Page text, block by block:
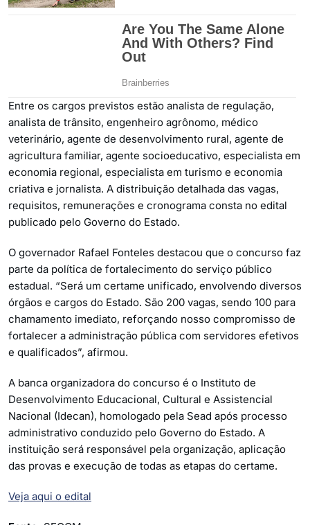
Entre os cargos previstos estão analista de regulação,
analista de trânsito, engenheiro agrônomo, médico
veterinário, agente de desenvolvimento rural, agente de
agricultura familiar, agente socioeducativo, especialista em
economia regional, especialista em turismo e economia
criativa e jornalista. A distribuição detalhada das vagas,
requisitos, remunerações e cronograma consta no edital
publicado pelo Governo do Estado.
O governador Rafael Fonteles destacou que o concurso faz
parte da política de fortalecimento do serviço público
estadual. “Será um certame unificado, envolvendo diversos
órgãos e cargos do Estado. São 200 vagas, sendo 100 para
chamamento imediato, reforçando nosso compromisso de
fortalecer a administração pública com servidores efetivos
e qualificados”, afirmou.
A banca organizadora do concurso é o Instituto de
Desenvolvimento Educacional, Cultural e Assistencial
Nacional (Idecan), homologado pela Sead após processo
administrativo conduzido pelo Governo do Estado. A
instituição será responsável pela organização, aplicação
das provas e execução de todas as etapas do certame.
Veja aqui o edital